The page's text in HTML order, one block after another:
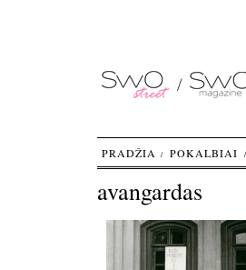
avangardas
PRADŽIA POKALBIAI